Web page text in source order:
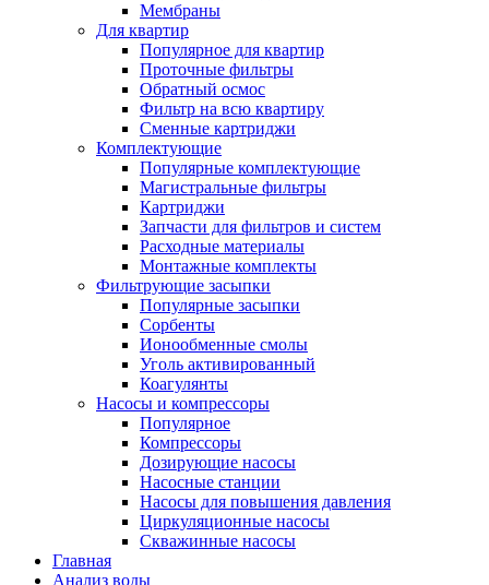
Мембраны
Для квартир
Популярное для квартир
Проточные фильтры
Обратный осмос
Фильтр на всю квартиру
Сменные картриджи
Комплектующие
Популярные комплектующие
Магистральные фильтры
Картриджи
Запчасти для фильтров и систем
Расходные материалы
Монтажные комплекты
Фильтрующие засыпки
Популярные засыпки
Сорбенты
Ионообменные смолы
Уголь активированный
Коагулянты
Насосы и компрессоры
Популярное
Компрессоры
Дозирующие насосы
Насосные станции
Насосы для повышения давления
Циркуляционные насосы
Скважинные насосы
Главная
Анализ воды